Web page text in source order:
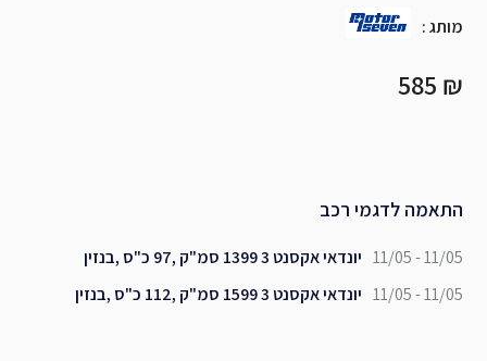
:מותג
₪ 585
התאמה לדגמי רכב
יונדאי אקסנט 3 1399 סמ"ק ,97 כ"ס ,בנזין 11/05 - 11/05
יונדאי אקסנט 3 1599 סמ"ק ,112 כ"ס ,בנזין 11/05 - 11/05